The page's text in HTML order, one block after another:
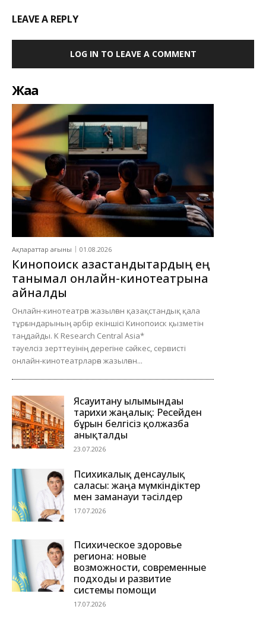
LEAVE A REPLY
LOG IN TO LEAVE A COMMENT
Жаңа
Ақпараттар ағыны 01.08.2026
Кинопоиск қазақстандықтардың ең
танымал онлайн-кинотеатрына
айналды
Онлайн-кинотеатрға жазылған қазақстандық қала
тұрғындарының әрбір екіншісі Кинопоиск қызметін
таңдайды. K Research Central Asia*
тәуелсіз зерттеуінің дерегіне сәйкес, сервисті
онлайн-кинотеатрларға жазылған...
Ясауитану ғылымындағы
тарихи жаңалық: Ресейден
бұрын белгісіз қолжазба
анықталды
23.07.2026
Психикалық денсаулық
саласы: жаңа мүмкіндіктер
мен заманауи тәсілдер
17.07.2026
Психическое здоровье
региона: новые
возможности, современные
подходы и развитие
системы помощи
17.07.2026